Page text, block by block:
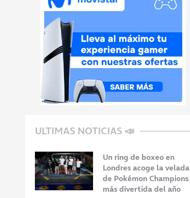
ULTIMAS NOTICIAS 📣
Un ring de boxeo en
Londres acoge la velada
de Pokémon Champions
más divertida del año